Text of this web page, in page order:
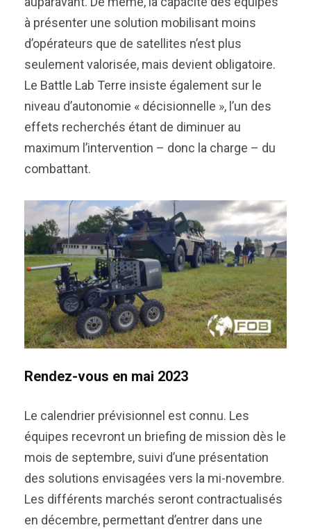
à présenter une solution mobilisant moins
d’opérateurs que de satellites n’est plus
seulement valorisée, mais devient obligatoire.
Le Battle Lab Terre insiste également sur le
niveau d’autonomie « décisionnelle », l’un des
effets recherchés étant de diminuer au
maximum l’intervention – donc la charge – du
combattant.
Rendez-vous en mai 2023
Le calendrier prévisionnel est connu. Les
équipes recevront un briefing de mission dès le
mois de septembre, suivi d’une présentation
des solutions envisagées vers la mi-novembre.
Les différents marchés seront contractualisés
en décembre, permettant d’entrer dans une